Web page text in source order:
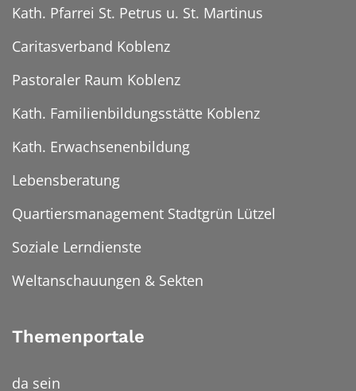
Kath. Pfarrei St. Petrus u. St. Martinus
Caritasverband Koblenz
Pastoraler Raum Koblenz
Kath. Familienbildungsstätte Koblenz
Kath. Erwachsenenbildung
Lebensberatung
Quartiersmanagement Stadtgrün Lützel
Soziale Lerndienste
Weltanschauungen & Sekten
Themenportale
da sein